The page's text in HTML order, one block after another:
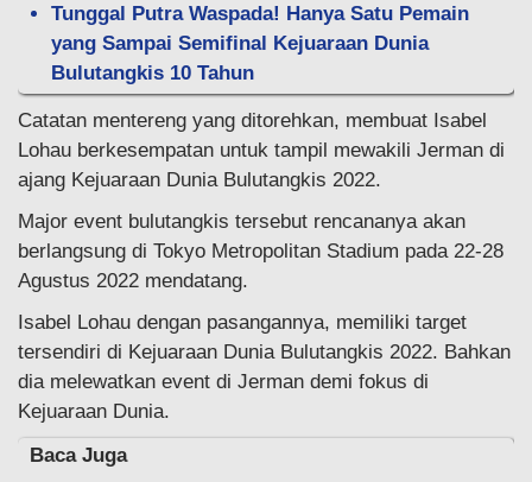
Tunggal Putra Waspada! Hanya Satu Pemain
yang Sampai Semifinal Kejuaraan Dunia
Bulutangkis 10 Tahun
Catatan mentereng yang ditorehkan, membuat Isabel
Lohau berkesempatan untuk tampil mewakili Jerman di
ajang Kejuaraan Dunia Bulutangkis 2022.
Major event bulutangkis tersebut rencananya akan
berlangsung di Tokyo Metropolitan Stadium pada 22-28
Agustus 2022 mendatang.
Isabel Lohau dengan pasangannya, memiliki target
tersendiri di Kejuaraan Dunia Bulutangkis 2022. Bahkan
dia melewatkan event di Jerman demi fokus di
Kejuaraan Dunia.
Baca Juga